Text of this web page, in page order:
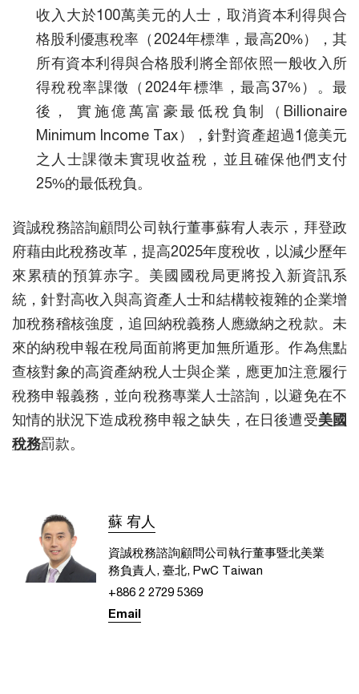
收入大於100萬美元的人士，取消資本利得與合
格股利優惠稅率（2024年標準，最高20%），其
所有資本利得與合格股利將全部依照一般收入所
得稅稅率課徵（2024年標準，最高37%）。最
後， 實施億萬富豪最低稅負制（Billionaire
Minimum Income Tax），針對資產超過1億美元
之人士課徵未實現收益稅，並且確保他們支付
25%的最低稅負。
資誠稅務諮詢顧問公司執行董事蘇宥人表示，拜登政
府藉由此稅務改革，提高2025年度稅收，以減少歷年
來累積的預算赤字。美國國稅局更將投入新資訊系
統，針對高收入與高資產人士和結構較複雜的企業增
加稅務稽核強度，追回納稅義務人應繳納之稅款。未
來的納稅申報在稅局面前將更加無所遁形。作為焦點
查核對象的高資產納稅人士與企業，應更加注意履行
稅務申報義務，並向稅務專業人士諮詢，以避免在不
知情的狀況下造成稅務申報之缺失，在日後遭受美國
稅務罰款。
蘇 宥人
資誠稅務諮詢顧問公司執行董事暨北美業
務負責人, 臺北, PwC Taiwan
+886 2 2729 5369
Email